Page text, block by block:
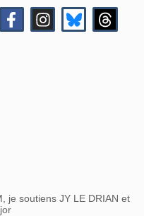
je soutiens JY LE DRIAN et